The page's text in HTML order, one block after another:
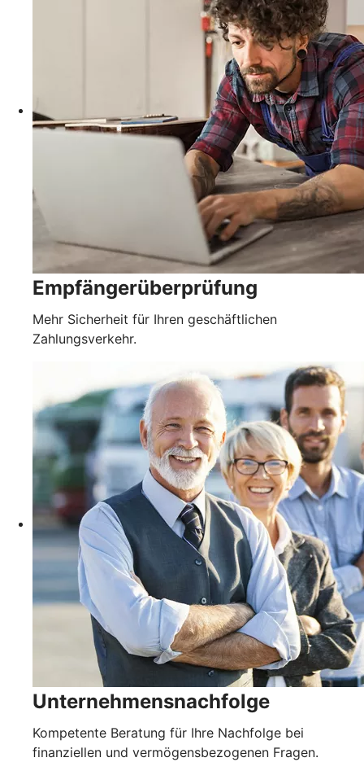
Empfängerüberprüfung
Mehr Sicherheit für Ihren geschäftlichen
Zahlungsverkehr.
Unternehmensnachfolge
Kompetente Beratung für Ihre Nachfolge bei
finanziellen und vermögensbezogenen Fragen.